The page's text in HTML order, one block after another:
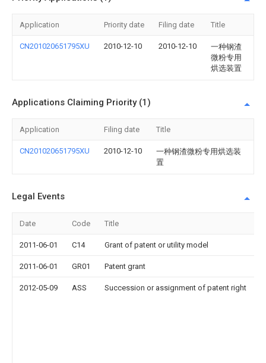
Application Priority date Filing date Title
CN201020651795XU 2010-12-10 2010-12-10
一种钢渣
微粉专用
烘选装置
Applications Claiming Priority (1)
Application Filing date Title
CN201020651795XU 2010-12-10
一种钢渣微粉专用烘选装
置
Legal Events
Date Code Title
2011-06-01 C14 Grant of patent or utility model
2011-06-01 GR01 Patent grant
2012-05-09 ASS Succession or assignment of patent right